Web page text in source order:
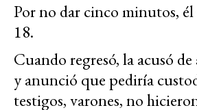
Por no dar cinco minutos,
18.
Cuando regresó, la acusó
y anunció que pediría
testigos, varones, no